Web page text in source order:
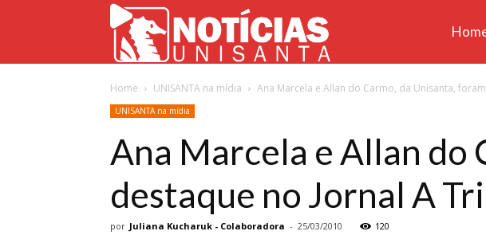
Unisanta
Home UNISANTA na mídia Ana Marcela e Allan do Carmo, da Unisanta,
UNISANTA na mídia
Ana Marcela e Allan do
destaque no Jornal A
por Juliana Kucharuk - Colaboradora - 25/03/2010 120